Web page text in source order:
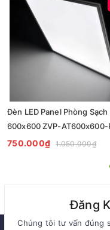
Đèn LED Panel Phòng Sạch
600x600 ZVP-AT600x600-
Tiêu Chuẩn Chiếu Sáng
750.000₫ 1.050.000₫
Đăng
Chúng tôi tư vấn đúng